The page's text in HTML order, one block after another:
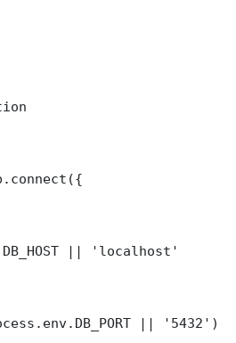
|| 'localhost'
|| '5432')